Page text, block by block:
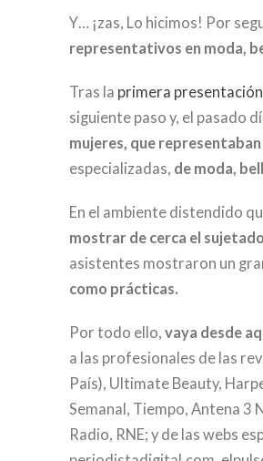
Y… ¡zas, Lo hicimos! Por
representativos en moda,
Tras la primera presentación
siguiente paso y, el pasado
mujeres, que
especializadas, de moda,
En el ambiente distendido
mostrar de cerca el
asistentes mostraron un
como prácticas.
Por todo ello, vaya desde
a las profesionales de las
País), Ultimate Beauty,
Semanal, Tiempo, Antena 3
Radio, RNE; y de las webs